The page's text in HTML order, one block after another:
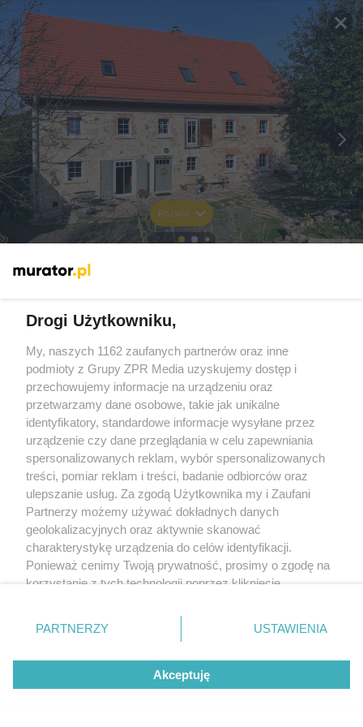
Rozwiń
Drogi Użytkowniku,
My, naszych 1162 zaufanych partnerów oraz inne
podmioty z Grupy ZPR Media uzyskujemy dostęp i
przechowujemy informacje na urządzeniu oraz
przetwarzamy dane osobowe, takie jak unikalne
identyfikatory, standardowe informacje wysyłane przez
urządzenie czy dane przeglądania w celu zapewniania
spersonalizowanych reklam, wybór spersonalizowanych
treści, pomiar reklam i treści, badanie odbiorców oraz
ulepszanie usług. Za zgodą Użytkownika my i Zaufani
Partnerzy możemy używać dokładnych danych
geolokalizacyjnych oraz aktywnie skanować
charakterystykę urządzenia do celów identyfikacji.
Ponieważ cenimy Twoją prywatność, prosimy o zgodę na
korzystanie z tych technologii poprzez kliknięcie
zmienić/wycofać klikając przycisk ustawień prywatności
znajdujący się w lewym dolnym rogu strony
rodzaje przetwarzania danych nie wymagają zgody
użytkownika, ale masz prawo sprzeciwić się takiemu
przetwarzaniu. Preferencje będą miały zastosowanie tylko
PARTNERZY USTAWIENIA
Akceptuję